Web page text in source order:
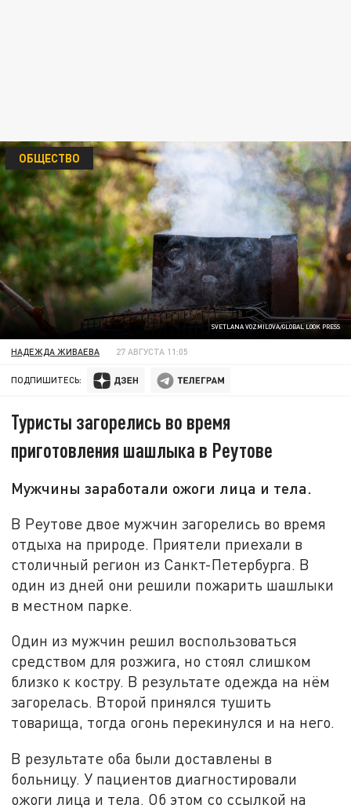
SVETLANA VOZMILOVA/GLOBAL LOOK PRESS
ОБЩЕСТВО
НАДЕЖДА ЖИВАЕВА 27 АВГУСТА 11:05
ПОДПИШИТЕСЬ:
Туристы загорелись во время
приготовления шашлыка в Реутове
Мужчины заработали ожоги лица и тела.
В Реутове двое мужчин загорелись во время
отдыха на природе. Приятели приехали в
столичный регион из Санкт-Петербурга. В
один из дней они решили пожарить шашлыки
в местном парке.
Один из мужчин решил воспользоваться
средством для розжига, но стоял слишком
близко к костру. В результате одежда на нём
загорелась. Второй принялся тушить
товарища, тогда огонь перекинулся и на него.
В результате оба были доставлены в
больницу. У пациентов диагностировали
ожоги лица и тела. Об этом со ссылкой на